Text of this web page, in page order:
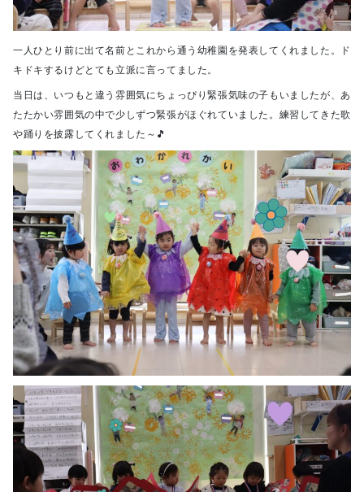
一人ひとり前に出て名前とこれから通う幼稚園を発表してくれました。ド
キドキするけどとても立派に言ってました。
当日は、いつもと違う雰囲気にちょっぴり緊張気味の子もいましたが、あ
たたかい雰囲気の中で少しずつ緊張がほぐれていました。練習してきた歌
や踊りを披露してくれました～🎵